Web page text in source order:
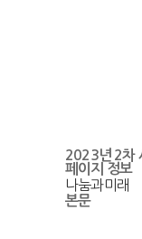
2023년 2차
페이지 정보
나눔과미래
본문